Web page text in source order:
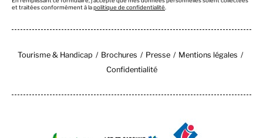
et traitées conformément à lapolitique de confidentialité
Tourisme & Handicap Brochures Presse
Mentions légales
Confidentialité